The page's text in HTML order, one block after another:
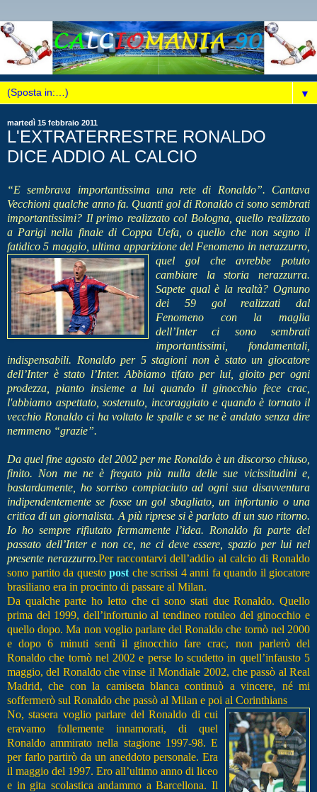
▼
martedì 15 febbraio 2011
L'EXTRATERRESTRE RONALDO
DICE ADDIO AL CALCIO
“E sembrava importantissima una rete di Ronaldo”. Cantava
Vecchioni qualche anno fa. Quanti gol di Ronaldo ci sono sembrati
importantissimi? Il primo realizzato col Bologna, quello realizzato
a Parigi nella finale di Coppa Uefa, o quello che non segno il
fatidico 5 maggio, ultima apparizione del Fenomeno in nerazzurro,
quel gol che avrebbe potuto
cambiare la storia nerazzurra.
Sapete qual è la realtà? Ognuno
dei 59 gol realizzati dal
Fenomeno con la maglia
dell’Inter ci sono sembrati
importantissimi, fondamentali,
indispensabili. Ronaldo per 5 stagioni non è stato un giocatore
dell’Inter è stato l’Inter. Abbiamo tifato per lui, gioito per ogni
prodezza, pianto insieme a lui quando il ginocchio fece crac,
l'abbiamo aspettato, sostenuto, incoraggiato e quando è tornato il
vecchio Ronaldo ci ha voltato le spalle e se ne è andato senza dire
nemmeno “grazie”.
Da quel fine agosto del 2002 per me Ronaldo è un discorso chiuso,
finito. Non me ne è fregato più nulla delle sue vicissitudini e,
bastardamente, ho sorriso compiaciuto ad ogni sua disavventura
indipendentemente se fosse un gol sbagliato, un infortunio o una
critica di un giornalista. A più riprese si è parlato di un suo ritorno.
Io ho sempre rifiutato fermamente l’idea. Ronaldo fa parte del
passato dell’Inter e non ce, ne ci deve essere, spazio per lui nel
presente nerazzurro.Per raccontarvi dell’addio al calcio di Ronaldo
sono partito da questo postche scrissi 4 anni fa quando il giocatore
brasiliano era in procinto di passare al Milan.
Da qualche parte ho letto che ci sono stati due Ronaldo. Quello
prima del 1999, dell’infortunio al tendineo rotuleo del ginocchio e
quello dopo. Ma non voglio parlare del Ronaldo che tornò nel 2000
e dopo 6 minuti sentì il ginocchio fare crac, non parlerò del
Ronaldo che tornò nel 2002 e perse lo scudetto in quell’infausto 5
maggio, del Ronaldo che vinse il Mondiale 2002, che passò al Real
Madrid, che con la camiseta blanca continuò a vincere, né mi
soffermerò sul Ronaldo che passò al Milan e poi al Corinthians
No, stasera voglio parlare del Ronaldo di cui
eravamo follemente innamorati, di quel
Ronaldo ammirato nella stagione 1997-98. E
per farlo partirò da un aneddoto personale. Era
il maggio del 1997. Ero all’ultimo anno di liceo
e in gita scolastica andammo a Barcellona. Il